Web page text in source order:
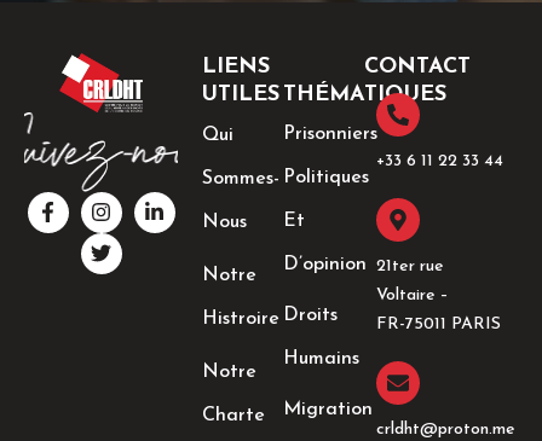
F
a
c
I
n
s
t
a
L
i
n
T
w
i
t
t
LIENS
UTILES
Qui
Sommes-
Nous
Notre
Histroire
Notre
Charte
THÉMATIQUES
Prisonniers
Politiques
Et
D’opinion
Droits
Humains
Migration
CONTACT
+33 6 11 22 33 44​
21ter rue
Voltaire –
FR-75011 PARIS
crldht@proton.me